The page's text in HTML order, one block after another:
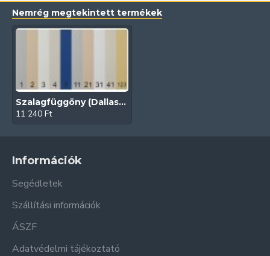
Nemrég megtekintett termékek
Szalagfüggöny (Dallas/89-127 mm)
11 240 Ft
Információk
Segédletek
Szállítási információk
ÁSZF
Adatvédelmi tájékoztató